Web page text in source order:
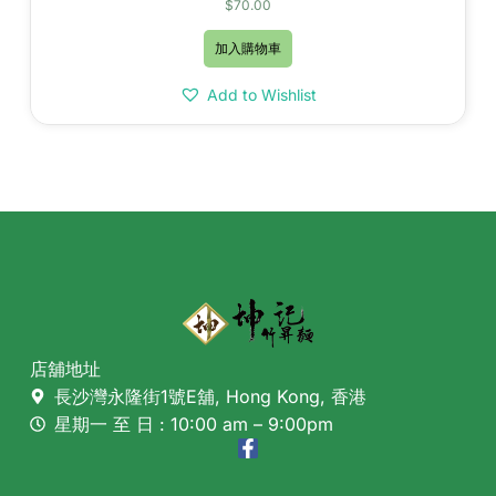
$70.00
加入購物車
Add to Wishlist
店舖地址
長沙灣永隆街1號E舖, Hong Kong, 香港
星期一 至 日 : 10:00 am – 9:00pm